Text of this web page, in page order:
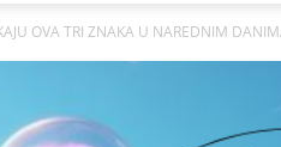
OVA TRI ZNAKA U NAREDNIM